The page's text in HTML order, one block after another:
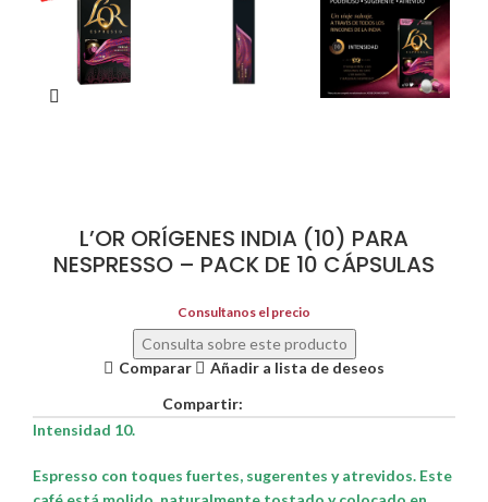
L’OR ORÍGENES INDIA (10) PARA
NESPRESSO – PACK DE 10 CÁPSULAS
Consultanos el precio
Consulta sobre este producto
Comparar
Añadir a lista de deseos
Compartir:
Intensidad 10.
Espresso con toques fuertes, sugerentes y atrevidos. Este